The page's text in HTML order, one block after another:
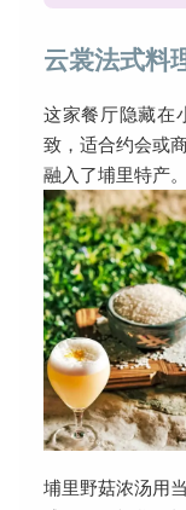
云裳法式料
这家餐厅隐藏在
致，适合约会或
融入了埔里特产。
埔里野菇浓汤用